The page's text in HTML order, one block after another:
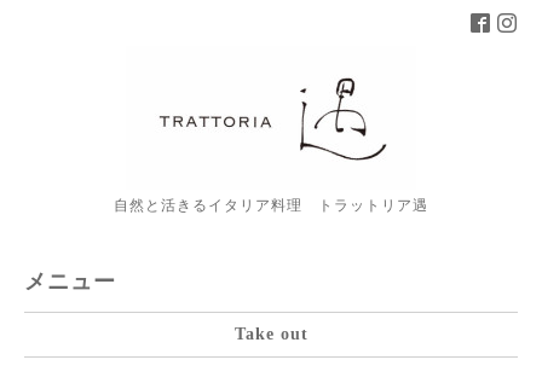
自然と活きるイタリア料理 トラットリア遇
メニュー
Take out